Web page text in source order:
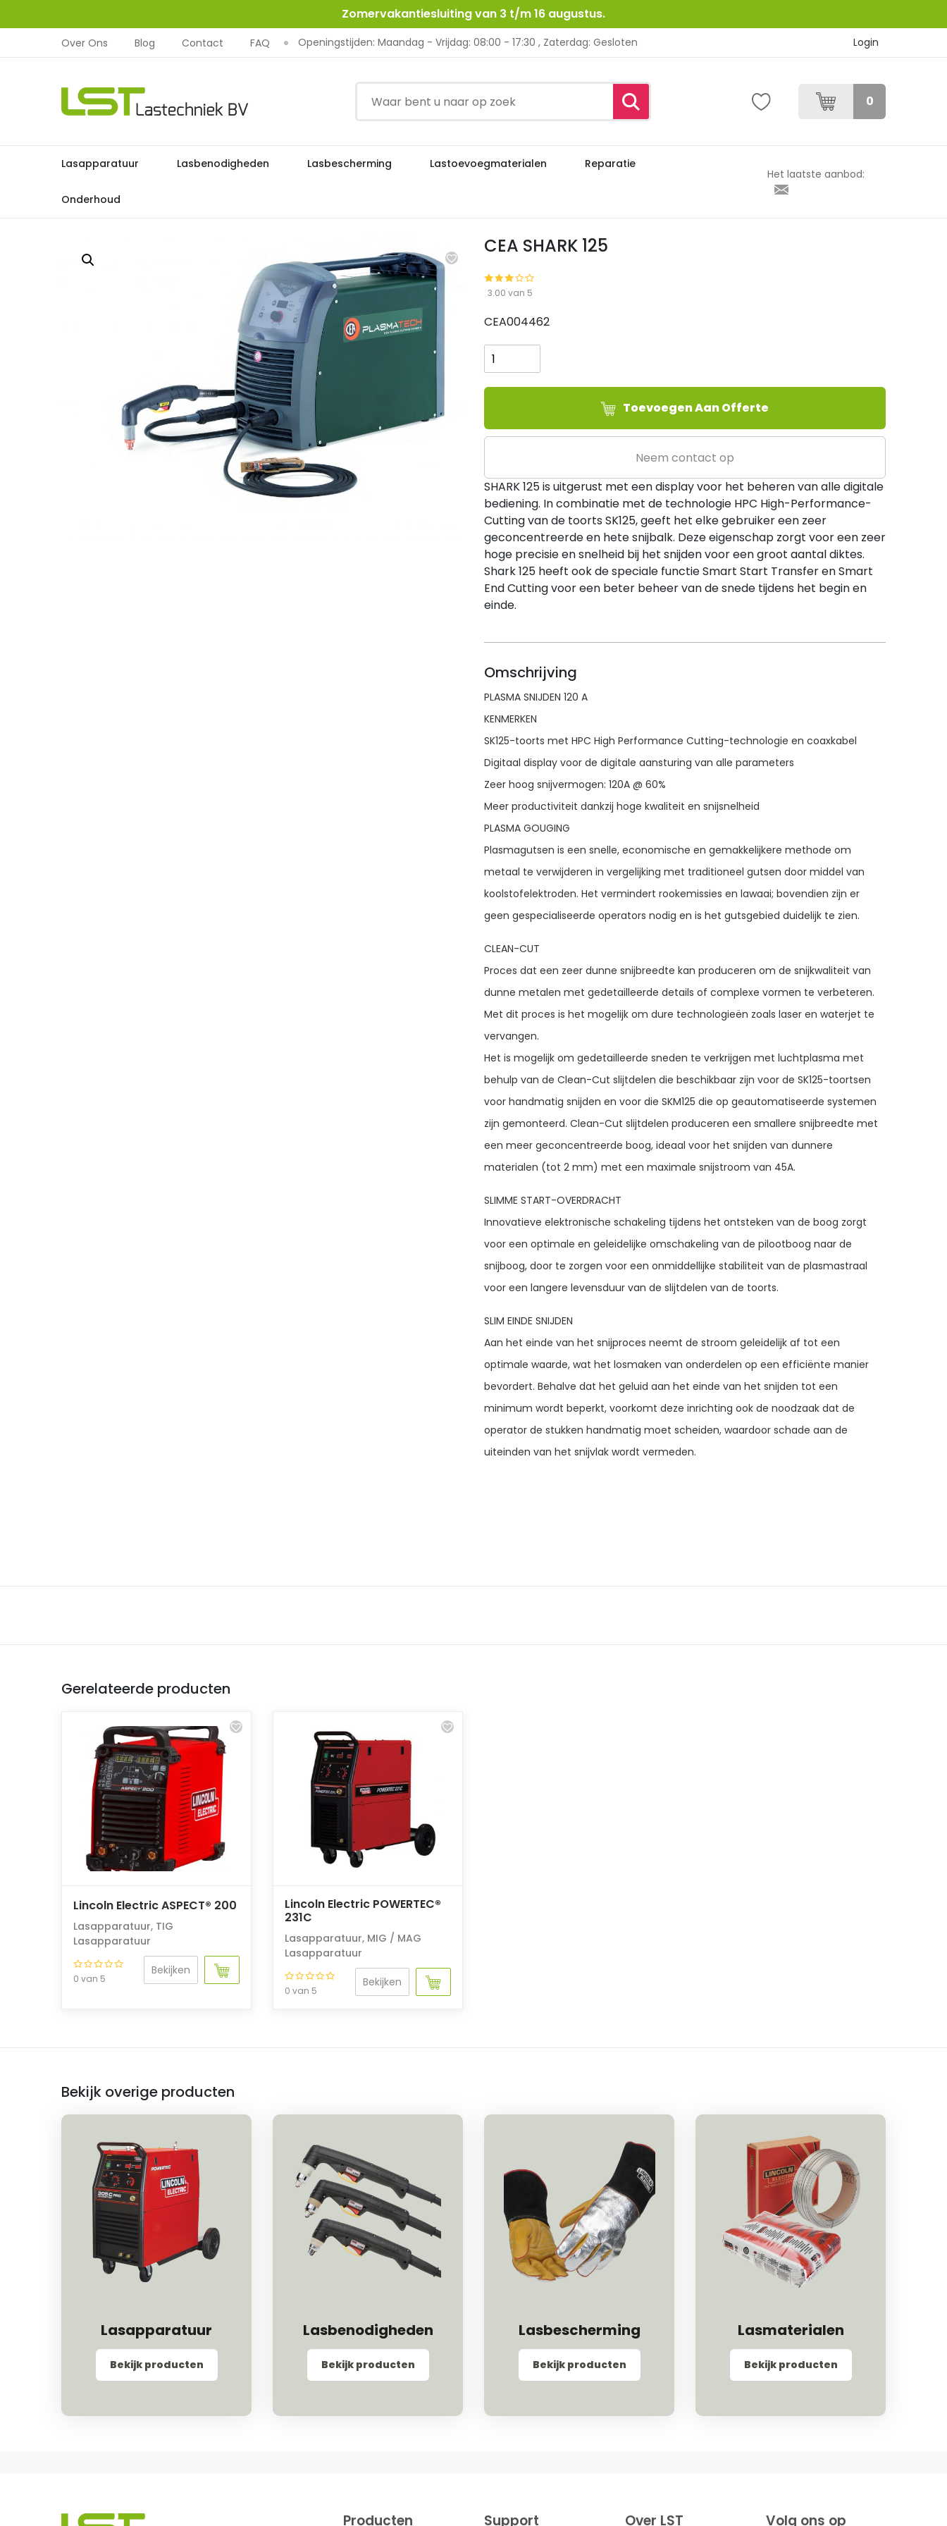
Zomervakantiesluiting van 3 t/m 16 augustus.
Over Ons Blog Contact FAQ Openingstijden: Maandag - Vrijdag: 08:00 - 17:30 , Zaterdag: Gesloten Login
0
Lasapparatuur Lasbenodigheden Lasbescherming Lastoevoegmaterialen Reparatie
Onderhoud
Het laatste aanbod:
Home Lasapparatuur Plasmasnijders CEA SHARK 125
CEA SHARK 125
3.00 van 5
CEA004462
SHARK
125
aantal
Toevoegen Aan Offerte
Neem contact op
SHARK 125 is uitgerust met een display voor het beheren van alle digitale
bediening. In combinatie met de technologie HPC High-Performance-
Cutting van de toorts SK125, geeft het elke gebruiker een zeer
geconcentreerde en hete snijbalk. Deze eigenschap zorgt voor een zeer
hoge precisie en snelheid bij het snijden voor een groot aantal diktes.
Shark 125 heeft ook de speciale functie Smart Start Transfer en Smart
End Cutting voor een beter beheer van de snede tijdens het begin en
einde.
Omschrijving
PLASMA SNIJDEN 120 A
KENMERKEN
SK125-toorts met HPC High Performance Cutting-technologie en coaxkabel
Digitaal display voor de digitale aansturing van alle parameters
Zeer hoog snijvermogen: 120A @ 60%
Meer productiviteit dankzij hoge kwaliteit en snijsnelheid
PLASMA GOUGING
Plasmagutsen is een snelle, economische en gemakkelijkere methode om
metaal te verwijderen in vergelijking met traditioneel gutsen door middel van
koolstofelektroden. Het vermindert rookemissies en lawaai; bovendien zijn er
geen gespecialiseerde operators nodig en is het gutsgebied duidelijk te zien.
CLEAN-CUT
Proces dat een zeer dunne snijbreedte kan produceren om de snijkwaliteit van
dunne metalen met gedetailleerde details of complexe vormen te verbeteren.
Met dit proces is het mogelijk om dure technologieën zoals laser en waterjet te
vervangen.
Het is mogelijk om gedetailleerde sneden te verkrijgen met luchtplasma met
behulp van de Clean-Cut slijtdelen die beschikbaar zijn voor de SK125-toortsen
voor handmatig snijden en voor die SKM125 die op geautomatiseerde systemen
zijn gemonteerd. Clean-Cut slijtdelen produceren een smallere snijbreedte met
een meer geconcentreerde boog, ideaal voor het snijden van dunnere
materialen (tot 2 mm) met een maximale snijstroom van 45A.
SLIMME START-OVERDRACHT
Innovatieve elektronische schakeling tijdens het ontsteken van de boog zorgt
voor een optimale en geleidelijke omschakeling van de pilootboog naar de
snijboog, door te zorgen voor een onmiddellijke stabiliteit van de plasmastraal
voor een langere levensduur van de slijtdelen van de toorts.
SLIM EINDE SNIJDEN
Aan het einde van het snijproces neemt de stroom geleidelijk af tot een
optimale waarde, wat het losmaken van onderdelen op een efficiënte manier
bevordert. Behalve dat het geluid aan het einde van het snijden tot een
minimum wordt beperkt, voorkomt deze inrichting ook de noodzaak dat de
operator de stukken handmatig moet scheiden, waardoor schade aan de
uiteinden van het snijvlak wordt vermeden.
Gerelateerde producten
Lincoln Electric ASPECT® 200
Lasapparatuur, TIG
Lasapparatuur
0 van 5
Bekijken
Lincoln Electric POWERTEC®
231C
Lasapparatuur, MIG / MAG
Lasapparatuur
0 van 5
Bekijken
Bekijk overige producten
Lasapparatuur
Bekijk producten
Lasbenodigheden
Bekijk producten
Lasbescherming
Bekijk producten
Lasmaterialen
Bekijk producten
Producten Support Over LST Volg ons op